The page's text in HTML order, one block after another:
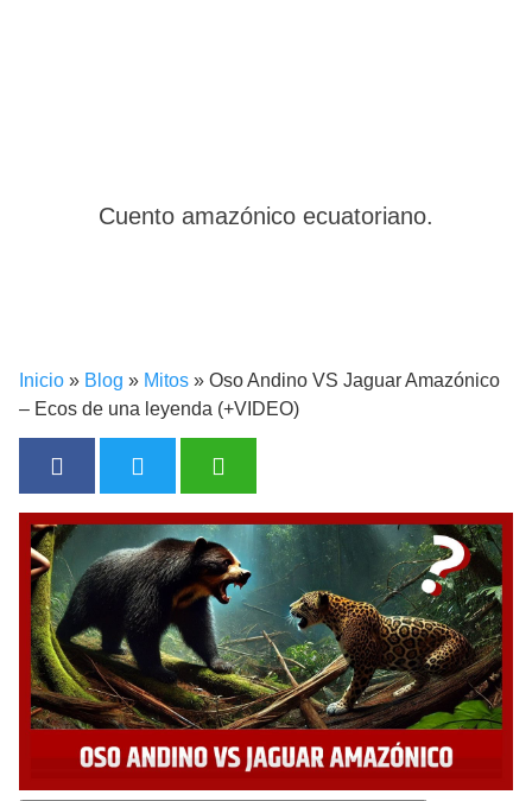
Cuento amazónico ecuatoriano.
Inicio » Blog » Mitos » Oso Andino VS Jaguar Amazónico
– Ecos de una leyenda (+VIDEO)